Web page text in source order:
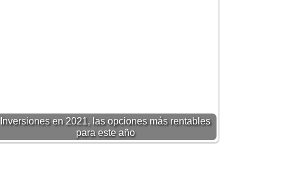
Inversiones en 2021, las opciones más rentables
para este año